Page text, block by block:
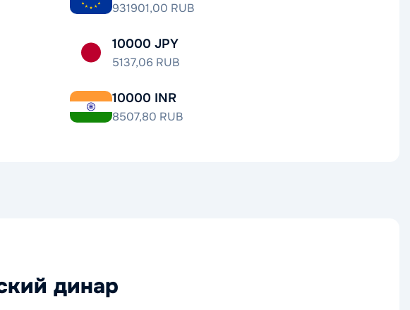
931901,00 RUB
10000 JPY
5137,06 RUB
10000 INR
8507,80 RUB
динар